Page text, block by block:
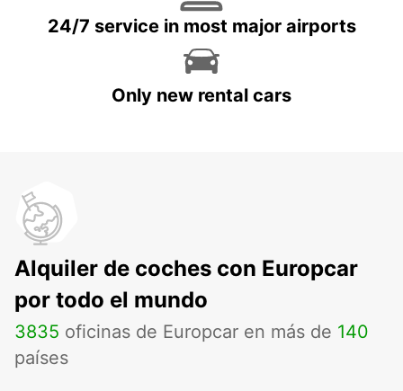
24/7 service in most major airports
Only new rental cars
Alquiler de coches con Europcar
por todo el mundo
3835 oficinas de Europcar en más de 140
países